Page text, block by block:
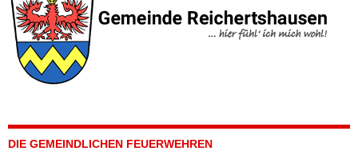
DIE GEMEINDLICHEN FEUERWEHREN